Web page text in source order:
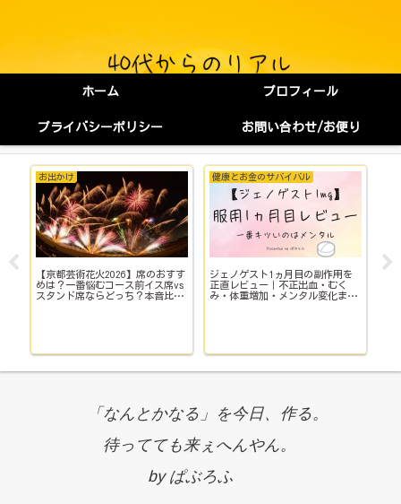
ホーム プロフィール
プライバシーポリシー お問い合わせ/お便り
お出かけ
【京都芸術花火2026】席のおすす
めは？一番悩むコース前イス席vs
スタンド席ならどっち？本音比
健康とお金のサバイバル
ジェノゲスト1ヵ月目の副作用を
正直レビュー｜不正出血・むく
み・体重増加・メンタル変化まで
「なんとかなる」を今日、作る。
待ってても来ぇへんやん。
by ぱぶろふ